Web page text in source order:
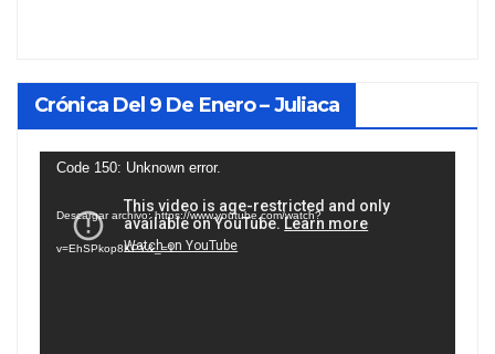
Crónica Del 9 De Enero – Juliaca
Reproductor
vídeo
Code 150: Unknown error.
Descargar archivo: https://www.youtube.com/watch?
v=EhSPkop8KPY&_=1